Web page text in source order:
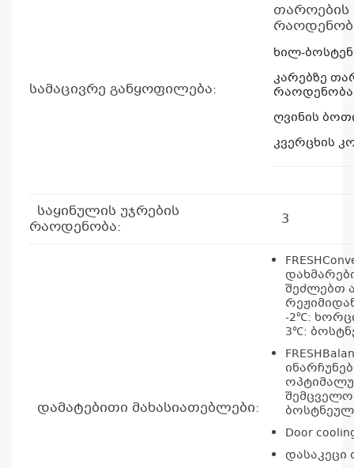
სამაცივრე განყოფილება:
თაროების
ხილ-
კარებზე
რაოდენობა
ღვინის
კვერცხის
საყინულის უჯრების
რაოდენობა:
3
დამატებითი მახასიათებლები:
შეძლებთ
-2℃:
3℃:
Door